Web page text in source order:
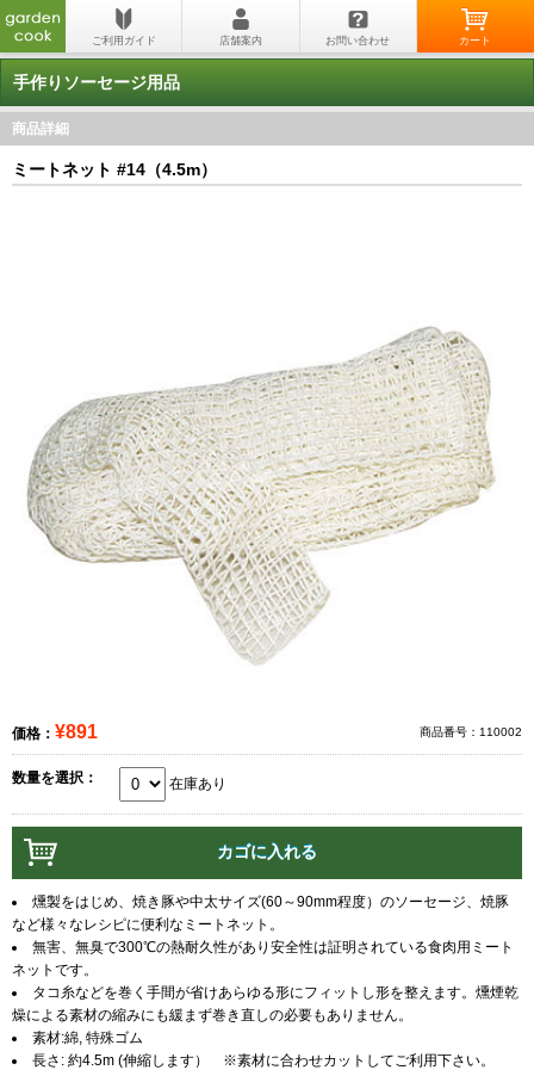
手作りソーセージ用品
商品詳細
ミートネット #14（4.5m）
価格： ¥891 商品番号：110002
数量を選択： 在庫あり
燻製をはじめ、焼き豚や中太サイズ(60～90mm程度）のソーセージ、焼豚
など様々なレシピに便利なミートネット。
無害、無臭で300℃の熱耐久性があり安全性は証明されている食肉用ミート
ネットです。
タコ糸などを巻く手間が省けあらゆる形にフィットし形を整えます。燻煙乾
燥による素材の縮みにも緩まず巻き直しの必要もありません。
素材:綿, 特殊ゴム
長さ: 約4.5m (伸縮します） ※素材に合わせカットしてご利用下さい。